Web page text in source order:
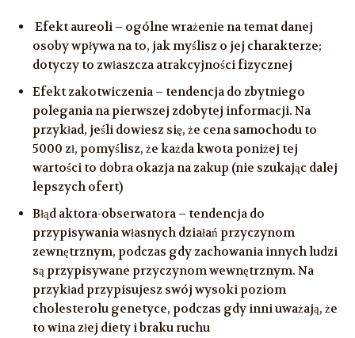
Efekt aureoli – ogólne wrażenie na temat danej
osoby wpływa na to, jak myślisz o jej charakterze;
dotyczy to zwłaszcza atrakcyjności fizycznej
Efekt zakotwiczenia – tendencja do zbytniego
polegania na pierwszej zdobytej informacji. Na
przykład, jeśli dowiesz się, że cena samochodu to
5000 zł, pomyślisz, że każda kwota poniżej tej
wartości to dobra okazja na zakup (nie szukając dalej
lepszych ofert)
Błąd aktora-obserwatora – tendencja do
przypisywania własnych działań przyczynom
zewnętrznym, podczas gdy zachowania innych ludzi
są przypisywane przyczynom wewnętrznym. Na
przykład przypisujesz swój wysoki poziom
cholesterolu genetyce, podczas gdy inni uważają, że
to wina złej diety i braku ruchu